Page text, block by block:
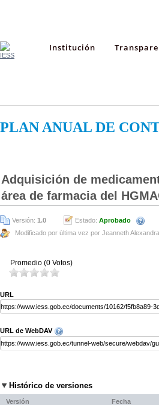
Institución
PLAN ANUAL DE
Adquisición de
área de farmacia del
Versión: 1.0 Estado: Aprobado
Modificado por última vez por Jeanneth
Promedio (0 Votos)
URL
URL de WebDAV
Histórico de versiones
Versión Fecha